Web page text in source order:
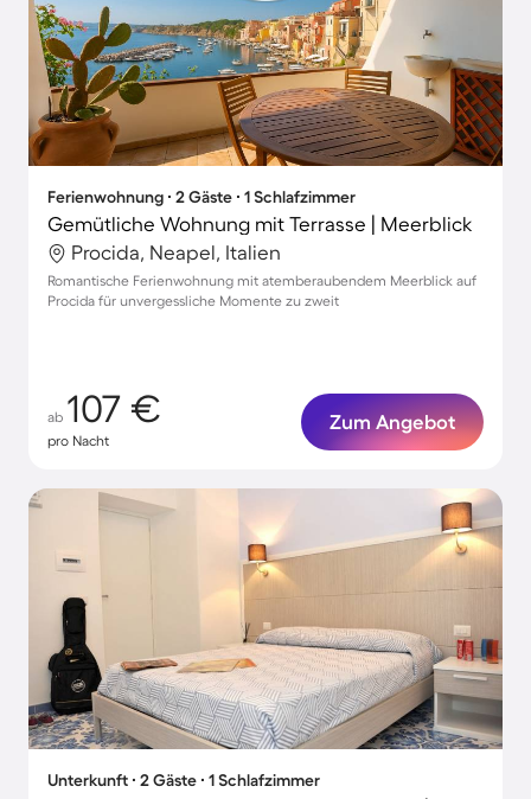
Ferienwohnung ∙ 2 Gäste ∙ 1 Schlafzimmer
Gemütliche Wohnung mit Terrasse | Meerblick
Procida, Neapel, Italien
Romantische Ferienwohnung mit atemberaubendem Meerblick auf
Procida für unvergessliche Momente zu zweit
ab 107 €
pro Nacht
Zum Angebot
Unterkunft ∙ 2 Gäste ∙ 1 Schlafzimmer